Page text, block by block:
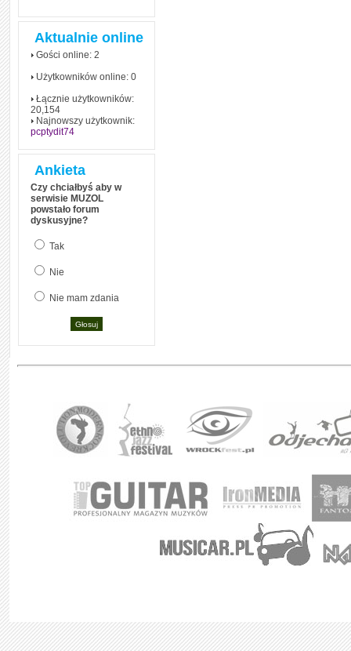
Aktualnie online
Gości online: 2
Użytkowników online: 0
Łącznie użytkowników:
20,154
Najnowszy użytkownik:
pcptydit74
Ankieta
Czy chciałbyś aby w
serwisie MUZOL
powstało forum
dyskusyjne?
Tak
Nie
Nie mam zdania